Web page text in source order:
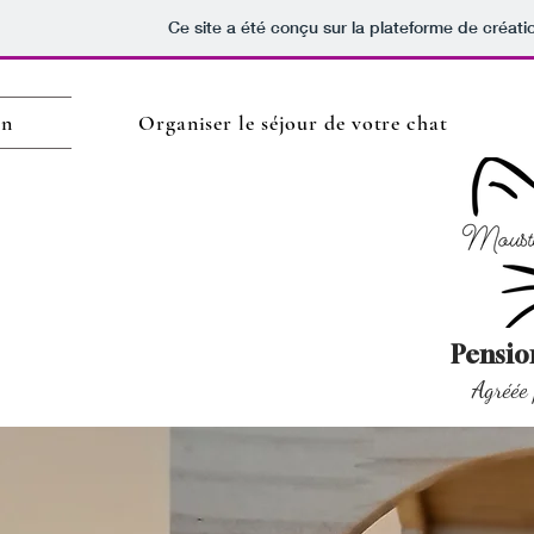
Ce site a été conçu sur la plateforme de
Organiser le séjour de votre chat